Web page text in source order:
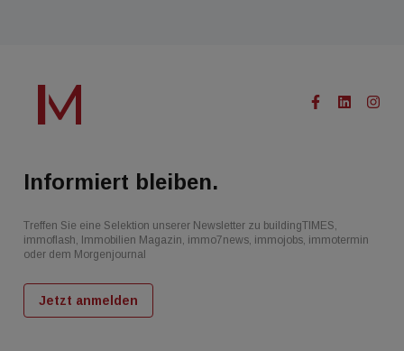
Informiert bleiben.
Treffen Sie eine Selektion unserer Newsletter zu buildingTIMES,
immoflash, Immobilien Magazin, immo7news, immojobs, immotermin
oder dem Morgenjournal
Jetzt anmelden